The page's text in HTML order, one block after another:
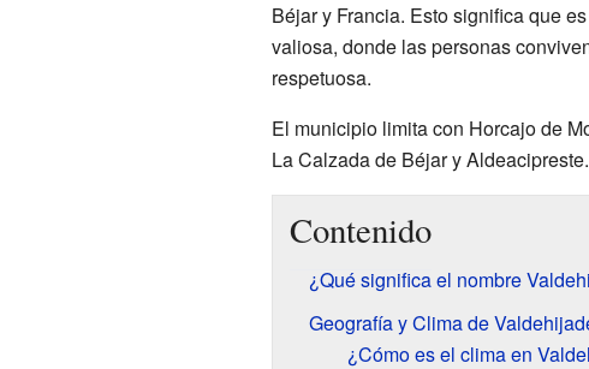
Béjar y Francia. Esto significa que
valiosa, donde las personas
respetuosa.
El municipio limita con Horcajo de
La Calzada de Béjar y Aldeacipreste.
Contenido
¿Qué significa el nombre
Geografía y Clima de
¿Cómo es el clima en